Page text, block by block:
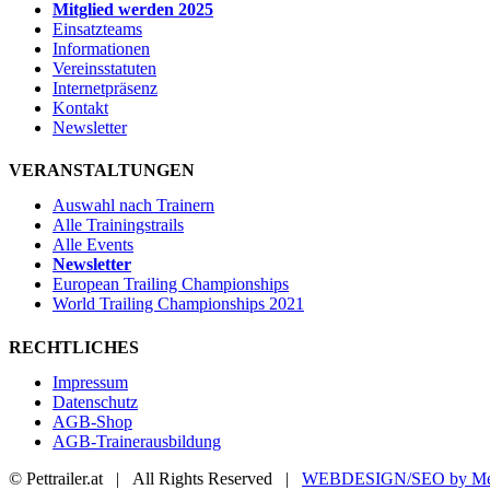
Mitglied werden 2025
Einsatzteams
Informationen
Vereinsstatuten
Internetpräsenz
Kontakt
Newsletter
VERANSTALTUNGEN
Auswahl nach Trainern
Alle Trainingstrails
Alle Events
Newsletter
European Trailing Championships
World Trailing Championships 2021
RECHTLICHES
Impressum
Datenschutz
AGB-Shop
AGB-Trainerausbildung
© Pettrailer.at | All Rights Reserved | WEBDESIGN/SEO by